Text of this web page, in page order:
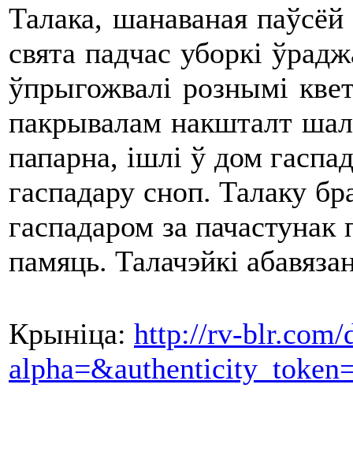
Талака, шанаваная паўсёй
свята падчас уборкі
ўпрыгожвалі рознымі
пакрывалам накшталт
папарна, ішлі ў дом
гаспадару сноп. Талаку
гаспадаром за пачастунак
памяць. Талачэйкі
Крыніца: http://rv-blr.com/